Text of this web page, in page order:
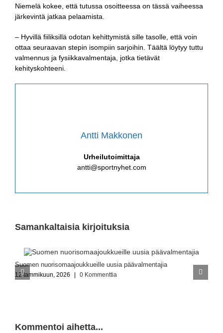
Niemelä kokee, että tutussa osoitteessa on tässä vaiheessa
järkevintä jatkaa pelaamista.
– Hyvillä fiiliksillä odotan kehittymistä sille tasolle, että voin
ottaa seuraavan stepin isompiin sarjoihin. Täältä löytyy tuttu
valmennus ja fysiikkavalmentaja, jotka tietävät
kehityskohteeni.
Antti Makkonen
Urheilutoimittaja
antti@sportnyhet.com
Samankaltaisia kirjoituksia
Suomen nuorisomaajoukkueille uusia päävalmentajia
12 tammikuun, 2026 0 Kommenttia
Kommentoi aihetta...